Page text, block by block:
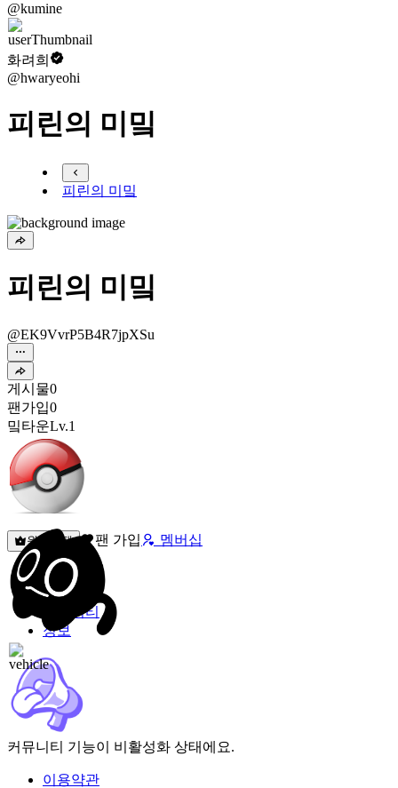
@kumine
화려희
@hwaryeohi
피린의 미밐
피린의 미밐
피린의 미밐
@EK9VvrP5B4R7jpXSu
게시물0
팬가입0
밐타운Lv.1
원픽선택 팬 가입 멤버십
밐타운
피드
커뮤니티
정보
커뮤니티 기능이 비활성화 상태에요.
이용약관